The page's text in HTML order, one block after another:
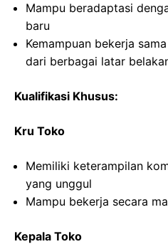
Mampu beradaptasi
baru
Kemampuan bekerja
dari berbagai latar
Kualifikasi Khusus:
Kru Toko
Memiliki keterampilan
yang unggul
Mampu bekerja secara
Kepala Toko